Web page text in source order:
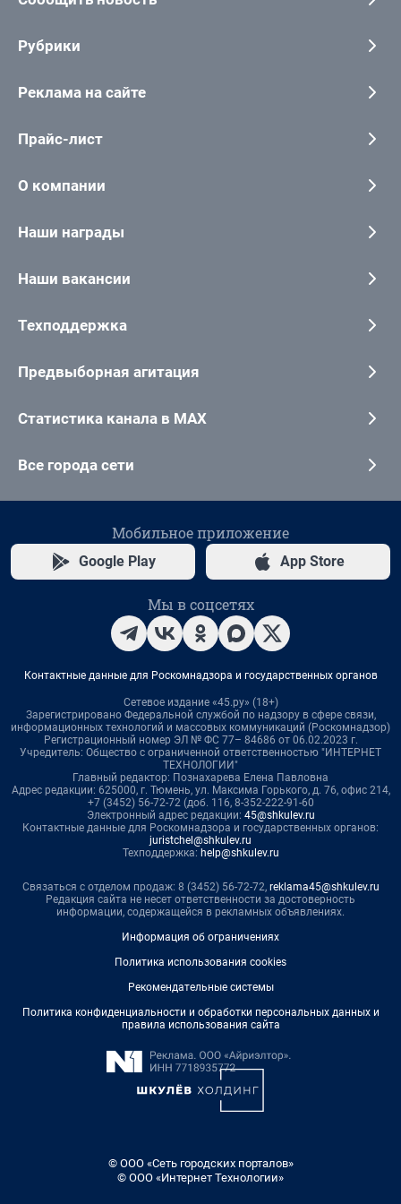
Рубрики
Реклама на сайте
Прайс-лист
О компании
Наши награды
Наши вакансии
Техподдержка
Предвыборная агитация
Статистика канала в MAX
Все города сети
Мобильное приложение
Google Play App Store
Мы в соцсетях
Контактные данные для Роскомнадзора и государственных органов
Сетевое издание «45.ру» (18+)
Зарегистрировано Федеральной службой по надзору в сфере связи,
информационных технологий и массовых коммуникаций (Роскомнадзор)
Регистрационный номер ЭЛ № ФС 77– 84686 от 06.02.2023 г.
Учредитель: Общество с ограниченной ответственностью "ИНТЕРНЕТ
ТЕХНОЛОГИИ"
Главный редактор: Познахарева Елена Павловна
Адрес редакции: 625000, г. Тюмень, ул. Максима Горького, д. 76, офис 214,
+7 (3452) 56-72-72 (доб. 116, 8-352-222-91-60
Электронный адрес редакции: 45@shkulev.ru
Контактные данные для Роскомнадзора и государственных органов:
juristchel@shkulev.ru
Техподдержка: help@shkulev.ru
Связаться с отделом продаж: 8 (3452) 56-72-72, reklama45@shkulev.ru
Редакция сайта не несет ответственности за достоверность
информации, содержащейся в рекламных объявлениях.
Информация об ограничениях
Политика использования cookies
Рекомендательные системы
Политика конфиденциальности и обработки персональных данных и
правила использования сайта
© ООО «Сеть городских порталов»
© ООО «Интернет Технологии»